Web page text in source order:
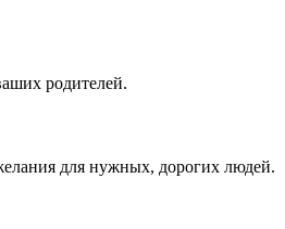
родителей.
для нужных, дорогих людей.